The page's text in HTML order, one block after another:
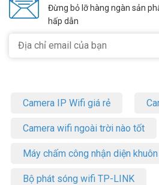
Đừng bỏ lỡ hàng ngàn sản
hấp dẫn
Camera IP Wifi giá rẻ
Camera wifi ngoài trời nào tốt
Máy chấm công nhận diện
Bộ phát sóng wifi TP-LINK